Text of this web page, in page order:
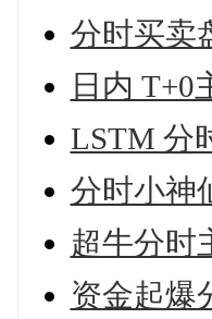
分时买卖
日内 T+0
LSTM 分
分时小神
超牛分时
资金起爆